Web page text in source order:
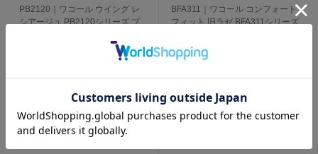
PB2120｜ワコール ウイング レ
シアージュ PB2120シリーズ ブ
BFA311｜ワコール コンフォート
フィット 旧ラゼ BFA311シリーズ
BCDEFカップ アンダー
70/75/80/85/90/95/100cm
8,030円